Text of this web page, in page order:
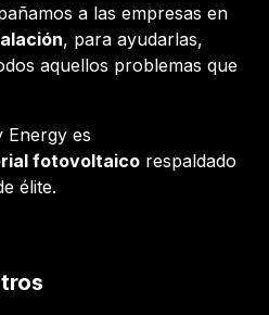
a las empresas en
, para ayudarlas,
aquellos problemas que
Energy es
fotovoltaico respaldado
élite.